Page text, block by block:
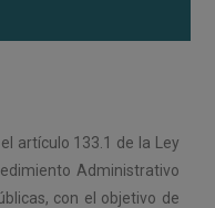
artículo 133.1 de la Ley
Administrativo
con el objetivo de